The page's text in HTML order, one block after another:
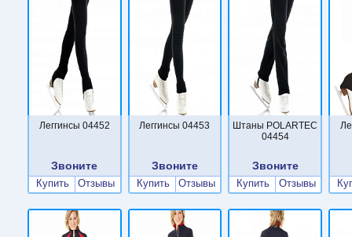
Леггинсы 04452
Звоните
Купить Отзывы
Леггинсы 04453
Звоните
Купить Отзывы
Штаны POLARTEC
04454
Звоните
Купить Отзывы